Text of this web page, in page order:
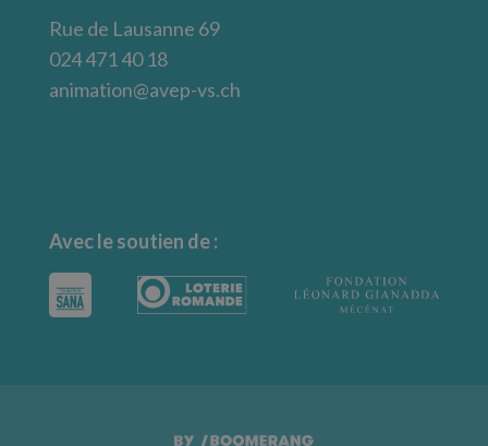
Rue de Lausanne 69
024 471 40 18
animation@avep-vs.ch
Avec le soutien de :